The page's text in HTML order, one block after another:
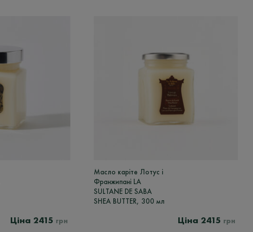
2415 грн
Масло каріте Лотус і
Франжипані LA
SULTANE DE SABA
SHEA BUTTER, 300 мл
2415 грн